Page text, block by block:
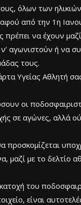
όλων των
από την 1η
πρέπει να έχουν
αγωνιστούν ή να
τους.
Υγείας Αθλητή
οι
σε αγώνες, αλλά
προσκομίζεται
μαζί με το δελτίο
του
είναι